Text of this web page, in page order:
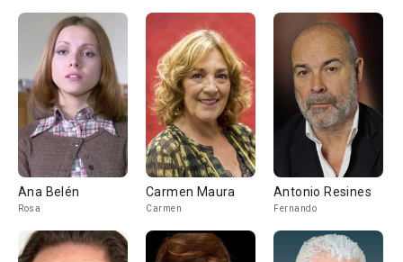
Ana Belén
Rosa
Carmen Maura
Carmen
Antonio Resines
Fernando